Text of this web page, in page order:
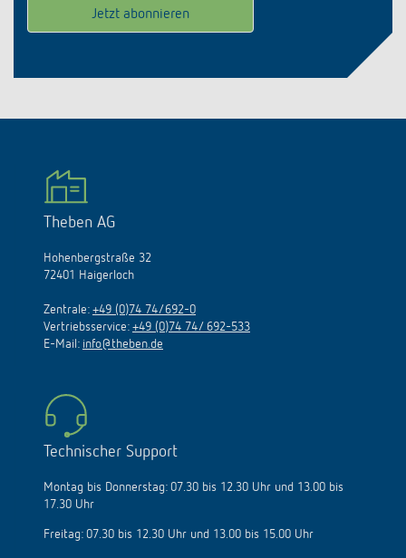
Theben AG
Hohenbergstraße 32
72401 Haigerloch
Zentrale: +49 (0)74 74/692-0
Vertriebsservice: +49 (0)74 74/ 692-533
E-Mail: info@theben.de
Technischer Support
Montag bis Donnerstag: 07.30 bis 12.30 Uhr und 13.00 bis
17.30 Uhr
Freitag: 07.30 bis 12.30 Uhr und 13.00 bis 15.00 Uhr